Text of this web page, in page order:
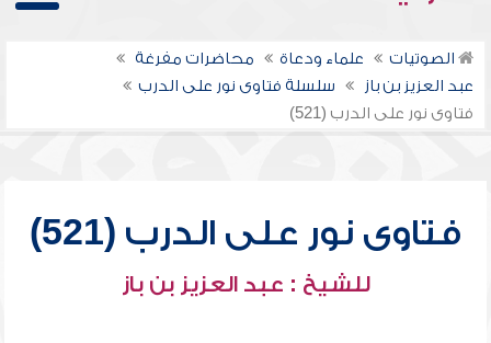
الصوتيات علماء ودعاة
محاضرات مفرغة
عبد العزيز بن باز
سلسلة فتاوى نور على الدرب
فتاوى نور على الدرب (521)
فتاوى نور على الدرب (521)
للشيخ : عبد العزيز بن باز